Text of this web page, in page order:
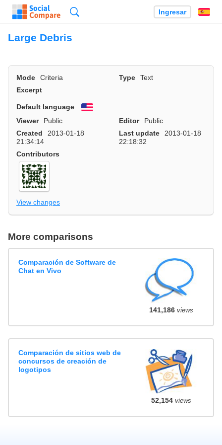
Ingresar
Large Debris
Mode Criteria Type
Text
Excerpt
Default language
English
Viewer
Public Editor
Public
Created
2013-01-18
21:34:14
Last update
2013-01-18
22:18:32
Contributors
View changes
More comparisons
Comparación de Software de
Chat en Vivo
141,186views
Comparación de sitios web de
concursos de creación de
logotipos
52,154views